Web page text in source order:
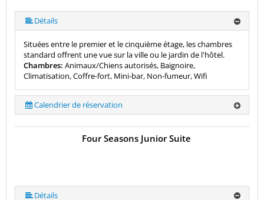
Détails
Situées entre le premier et le cinquième étage, les chambres
standard offrent une vue sur la ville ou le jardin de l'hôtel.
Chambres: Animaux/Chiens autorisés, Baignoire,
Climatisation, Coffre-fort, Mini-bar, Non-fumeur, Wifi
Calendrier de réservation
Four Seasons Junior Suite
Détails